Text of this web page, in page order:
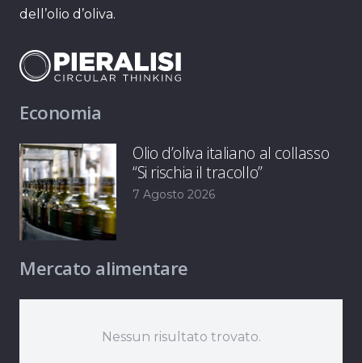
dell’olio d’oliva.
Economia
Olio d’oliva italiano al collasso
“Si rischia il tracollo”
7 Agosto 2026
Mercato alimentare
Nessun risultato trovato.